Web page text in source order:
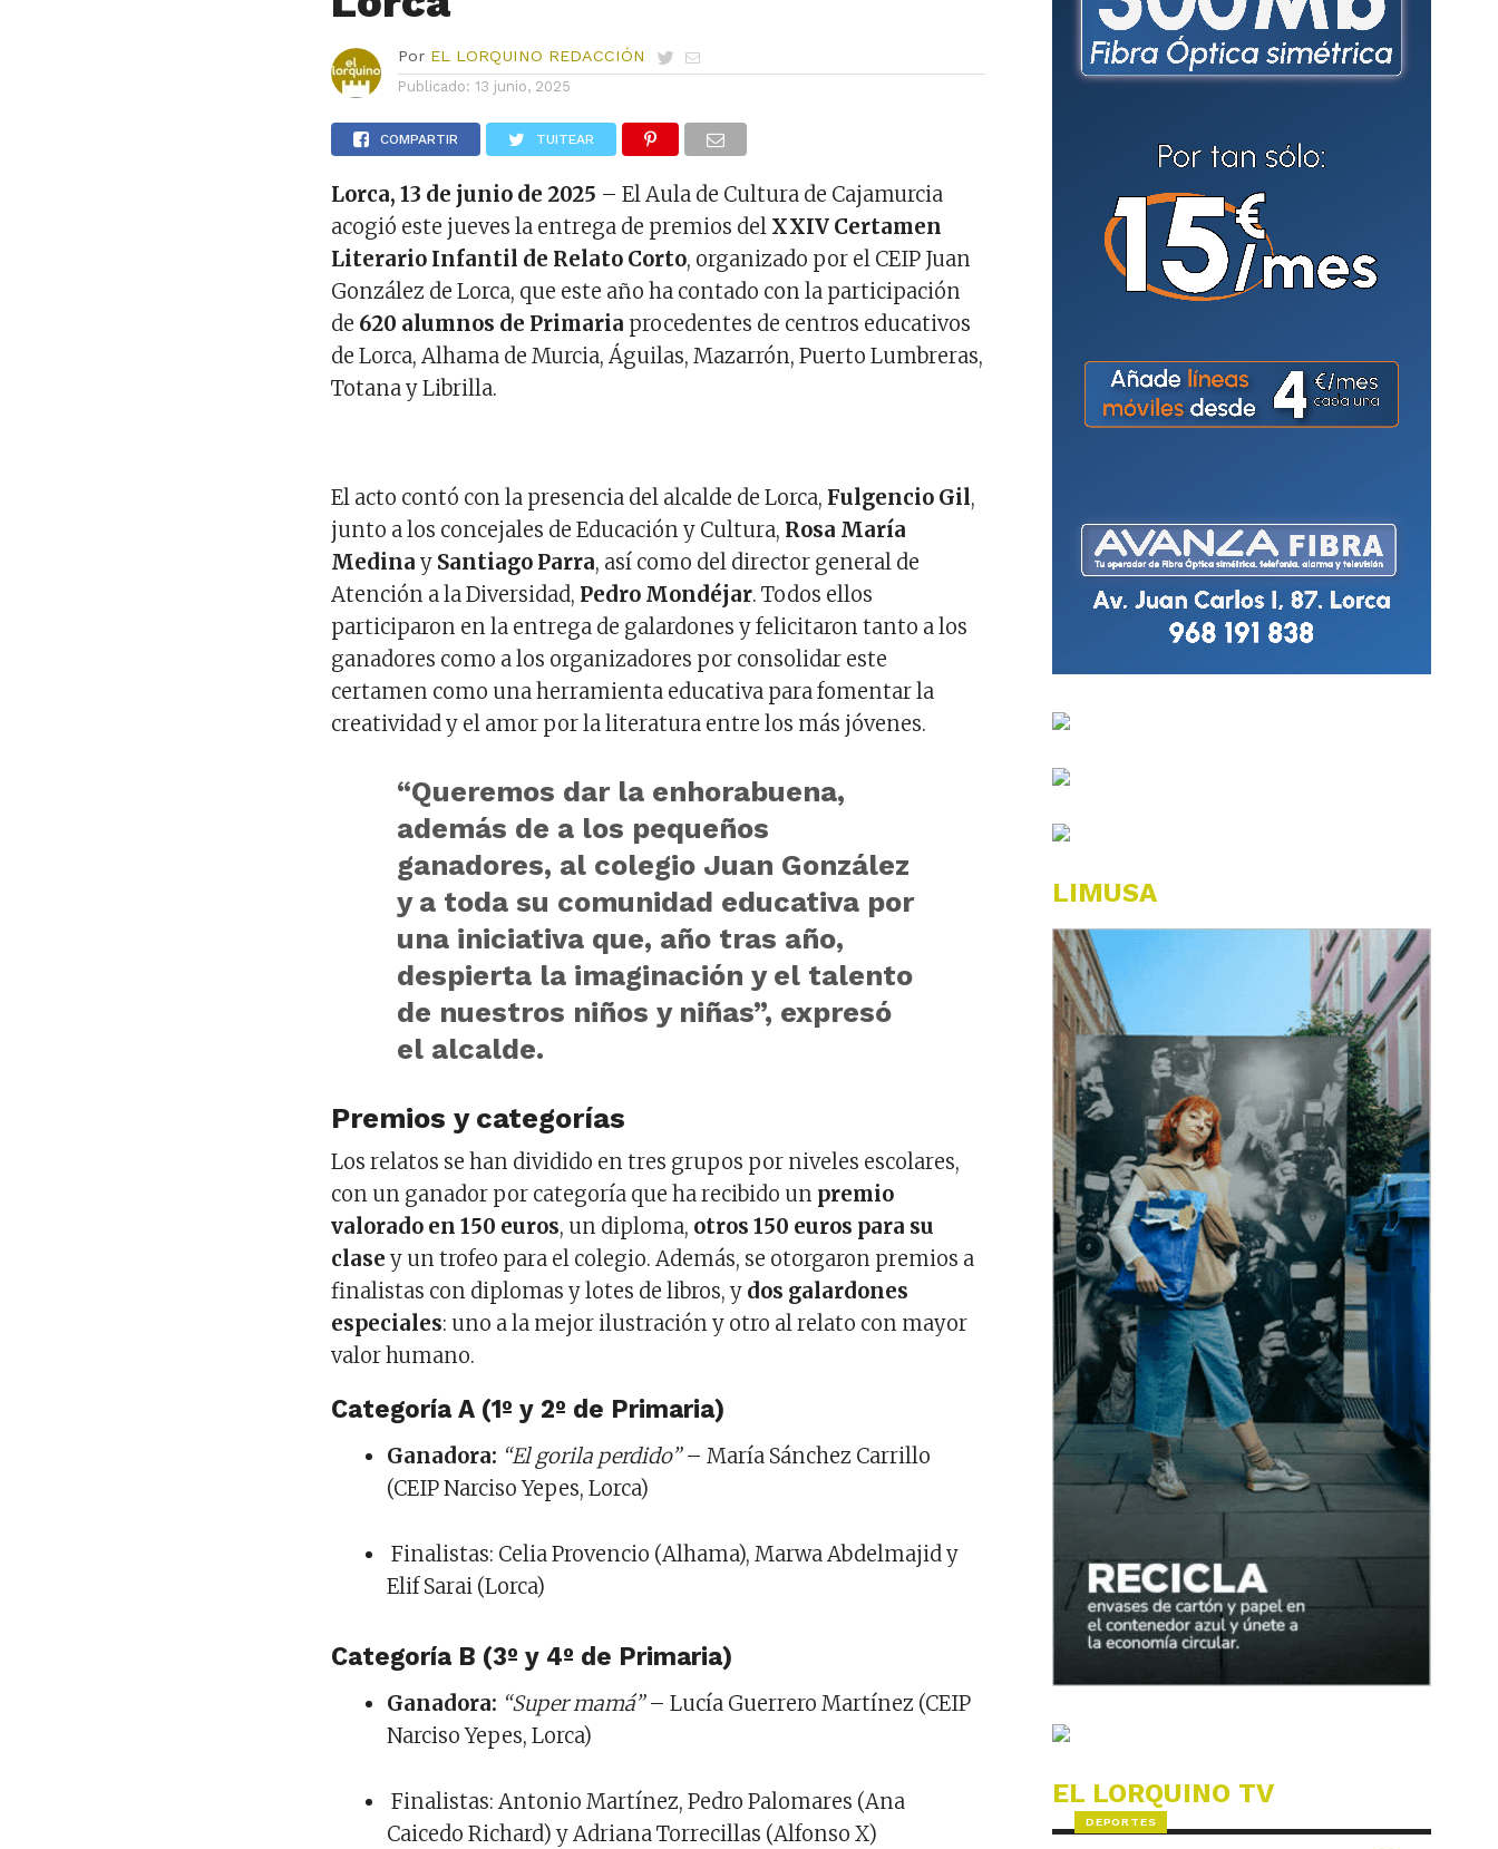
Por EL LORQUINO REDACCIÓN
Publicado: 13 junio, 2025
COMPARTIR TUITEAR
Lorca, 13 de junio de 2025 – El Aula de Cultura de Cajamurcia
acogió este jueves la entrega de premios del XXIV Certamen
Literario Infantil de Relato Corto, organizado por el CEIP Juan
González de Lorca, que este año ha contado con la participación
de 620 alumnos de Primaria procedentes de centros educativos
de Lorca, Alhama de Murcia, Águilas, Mazarrón, Puerto Lumbreras,
Totana y Librilla.
El acto contó con la presencia del alcalde de Lorca, Fulgencio Gil,
junto a los concejales de Educación y Cultura, Rosa María
Medina y Santiago Parra, así como del director general de
Atención a la Diversidad, Pedro Mondéjar. Todos ellos
participaron en la entrega de galardones y felicitaron tanto a los
ganadores como a los organizadores por consolidar este
certamen como una herramienta educativa para fomentar la
creatividad y el amor por la literatura entre los más jóvenes.
“Queremos dar la enhorabuena,
además de a los pequeños
ganadores, al colegio Juan González
y a toda su comunidad educativa por
una iniciativa que, año tras año,
despierta la imaginación y el talento
de nuestros niños y niñas”, expresó
el alcalde.
Premios y categorías
Los relatos se han dividido en tres grupos por niveles escolares,
con un ganador por categoría que ha recibido un premio
valorado en 150 euros, un diploma, otros 150 euros para su
clase y un trofeo para el colegio. Además, se otorgaron premios a
finalistas con diplomas y lotes de libros, y dos galardones
especiales: uno a la mejor ilustración y otro al relato con mayor
valor humano.
Categoría A (1º y 2º de Primaria)
Ganadora: “El gorila perdido”– María Sánchez Carrillo
(CEIP Narciso Yepes, Lorca)
️ Finalistas: Celia Provencio (Alhama), Marwa Abdelmajid y
Elif Sarai (Lorca)
Categoría B (3º y 4º de Primaria)
Ganadora: “Super mamá”– Lucía Guerrero Martínez (CEIP
Narciso Yepes, Lorca)
️ Finalistas: Antonio Martínez, Pedro Palomares (Ana
Caicedo Richard) y Adriana Torrecillas (Alfonso X)
LIMUSA
EL LORQUINO TV
DEPORTES